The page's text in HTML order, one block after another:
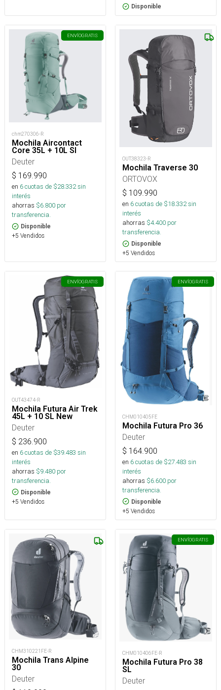
Disponible
ENVÍOGRATIS
chm270306-R
Mochila Aircontact
Core 35L + 10L Sl
Deuter
$ 169.990
en 6cuotas de $28.332sin
interés
ahorras $6.800 por
transferencia.
Disponible
+5 Vendidos
OUT38323-R
Mochila Traverse 30
ORTOVOX
$ 109.990
en 6cuotas de $18.332sin
interés
ahorras $4.400 por
transferencia.
Disponible
+5 Vendidos
ENVÍOGRATIS
OUT43474-R
Mochila Futura Air Trek
45L + 10 SL New
Deuter
$ 236.900
en 6cuotas de $39.483 sin
interés
ahorras $9.480 por
transferencia.
Disponible
+5 Vendidos
ENVÍOGRATIS
CHM010405FE
Mochila Futura Pro 36
Deuter
$ 164.900
en 6cuotas de $27.483 sin
interés
ahorras $6.600 por
transferencia.
Disponible
+5 Vendidos
CHM310221FE-R
Mochila Trans Alpine
30
Deuter
ENVÍOGRATIS
CHM010406FE-R
Mochila Futura Pro 38
SL
Deuter